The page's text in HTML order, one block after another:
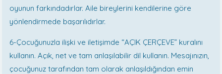
oyunun farkındadırlar. Aile bireylerini kendilerine göre
yönlendirmede başarılıdırlar.
6-Çocuğunuzla ilişki ve iletişimde “AÇIK ÇERÇEVE” kuralını
kullanın. Açık, net ve tam anlaşılabilir dil kullanın. Mesajınızın,
çocuğunuz tarafından tam olarak anlaşıldığından emin